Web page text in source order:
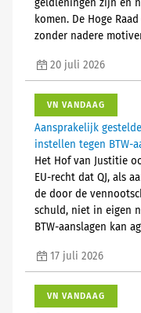
geldleningen zijn en
komen. De Hoge
zonder nadere
20 juli 2026
VN VANDAAG
Aansprakelijk
instellen tegen BTW-
Het Hof van Justitie
EU-recht dat QJ, als
de door de
schuld, niet in eigen
BTW-aanslagen kan
17 juli 2026
VN VANDAAG